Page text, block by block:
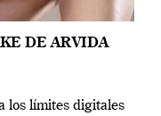
DE ARVIDA
los límites digitales